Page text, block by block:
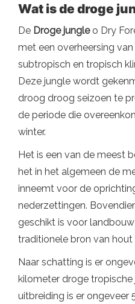
Wat is de droge
De Droge jungleo Dry
met een overheersing
subtropisch en tropisch
Deze jungle wordt
droog droog seizoen te
de periode die
winter.
Het is een van de meest
het in het algemeen de
inneemt voor de
nederzettingen.
geschikt is voor
traditionele bron van
Naar schatting is er
kilometer droge tropische
uitbreiding is er ongeveer